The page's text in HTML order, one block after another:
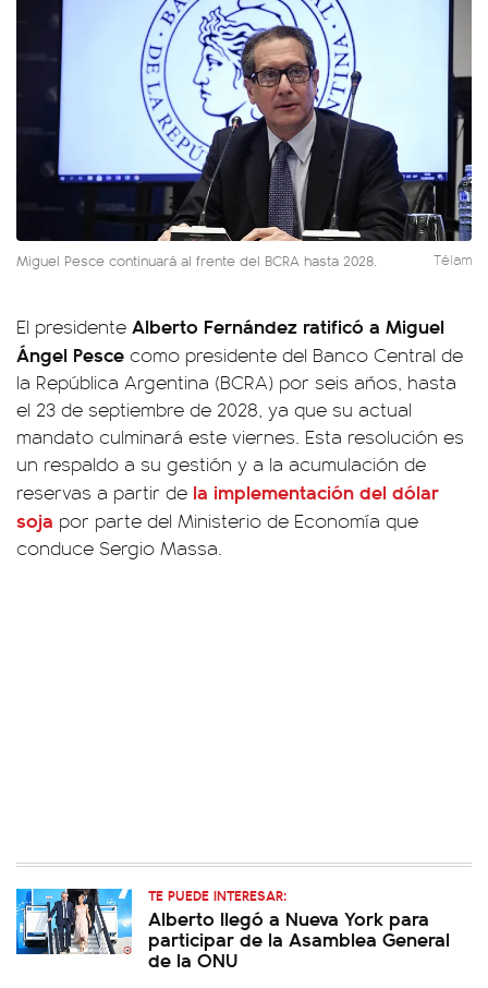
Miguel Pesce continuará al frente del BCRA hasta 2028. Télam
El presidente Alberto Fernández ratificó a Miguel
Ángel Pesce como presidente del Banco Central de
la República Argentina (BCRA) por seis años, hasta
el 23 de septiembre de 2028, ya que su actual
mandato culminará este viernes. Esta resolución es
un respaldo a su gestión y a la acumulación de
reservas a partir de la implementación del dólar
soja por parte del Ministerio de Economía que
conduce Sergio Massa.
TE PUEDE INTERESAR:
Alberto llegó a Nueva York para
participar de la Asamblea General
de la ONU